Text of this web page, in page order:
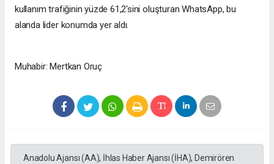
kullanım trafiğinin yüzde 61,2'sini oluşturan WhatsApp, bu
alanda lider konumda yer aldı.
Muhabir: Mertkan Oruç
Anadolu Ajansı (AA), İhlas Haber Ajansı (İHA), Demirören